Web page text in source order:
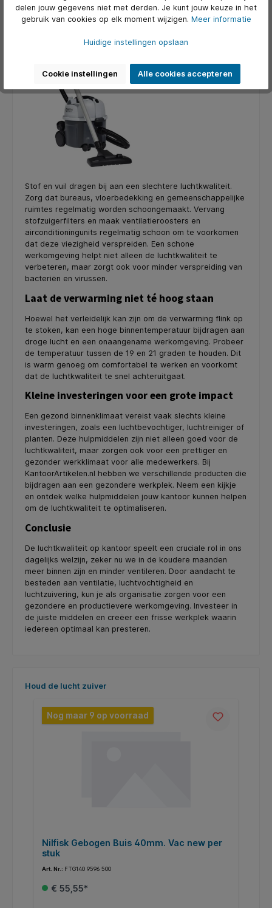
Stof en vuil dragen bij aan een slechtere luchtkwaliteit.
Zorg dat bureaus, vloerbedekking en gemeenschappelijke
ruimtes regelmatig worden schoongemaakt. Vervang
stofzuigerfilters en maak ventilatieroosters en
airconditioningunits regelmatig schoon om te voorkomen
dat deze viezigheid verspreiden. Een schone
werkomgeving helpt niet alleen de luchtkwaliteit te
verbeteren, maar zorgt ook voor minder verspreiding van
bacteriën en virussen.
Laat de verwarming niet té hoog staan
Hoewel het verleidelijk kan zijn om de verwarming flink op
te stoken, kan een hoge binnentemperatuur bijdragen aan
droge lucht en een onaangename werkomgeving. Probeer
de temperatuur tussen de 19 en 21 graden te houden. Dit
is warm genoeg om comfortabel te werken en voorkomt
dat de luchtkwaliteit te snel achteruitgaat.
Kleine investeringen voor een grote impact
Een gezond binnenklimaat vereist vaak slechts kleine
investeringen, zoals een luchtbevochtiger, luchtreiniger of
planten. Deze hulpmiddelen zijn niet alleen goed voor de
luchtkwaliteit, maar zorgen ook voor een prettiger en
gezonder werkklimaat voor alle medewerkers. Bij
KantoorArtikelen.nl hebben we verschillende producten die
bijdragen aan een gezondere werkplek. Neem een kijkje
en ontdek welke hulpmiddelen jouw kantoor kunnen helpen
om de luchtkwaliteit te optimaliseren.
Conclusie
De luchtkwaliteit op kantoor speelt een cruciale rol in ons
dagelijks welzijn, zeker nu we in de koudere maanden
meer binnen zijn en minder ventileren. Door aandacht te
besteden aan ventilatie, luchtvochtigheid en
luchtzuivering, kun je als organisatie zorgen voor een
gezondere en productievere werkomgeving. Investeer in
de juiste middelen en creëer een frisse werkplek waarin
iedereen optimaal kan presteren.
Productgalerij overslaan
Houd de lucht zuiver
Nog maar 9 op voorraad
Nilfisk Gebogen Buis 40mm. Vac new per
stuk
Art. Nr.: FTG140 9596 500
€ 55,55*
delen jouw gegevens niet met derden. Je kunt jouw keuze in het
gebruik van cookies op elk moment wijzigen. Meer informatie
Huidige instellingen opslaan
Cookie instellingen Alle cookies accepteren